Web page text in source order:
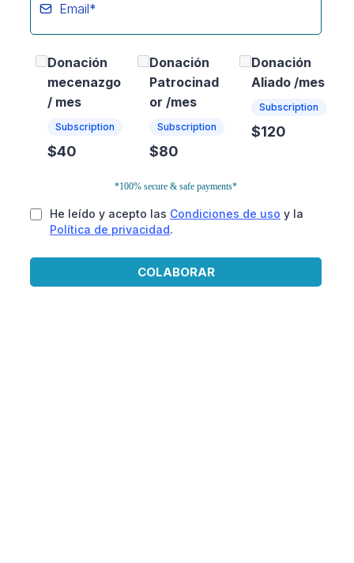
Donación
mecenazgo
/ mes
Subscription
$40
Donación
Patrocinad
or /mes
Subscription
$80
Donación
Aliado /mes
Subscription
$120
*100% secure & safe payments*
He leído y acepto las Condiciones de uso y la
Política de privacidad.
COLABORAR